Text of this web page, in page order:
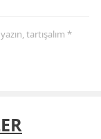
tartışalım *